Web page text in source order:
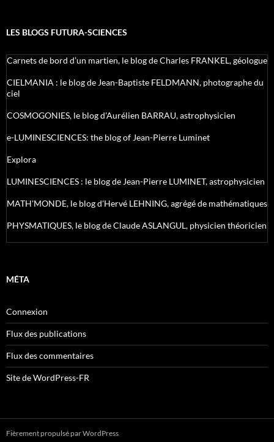
LES BLOGS FUTURA-SCIENCES
Carnets de bord d’un martien, le blog de Charles FRANKEL, géologue
CIELMANIA : le blog de Jean-Baptiste FELDMANN, photographe du
ciel
COSMOGONIES, le blog d'Aurélien BARRAU, astrophysicien
e-LUMINESCIENCES: the blog of Jean-Pierre Luminet
Explora
LUMINESCIENCES : le blog de Jean-Pierre LUMINET, astrophysicien
MATH'MONDE, le blog d'Hervé LEHNING, agrégé de mathématiques
PHYSMATIQUES, le blog de Claude ASLANGUL, physicien théoricien
MÉTA
Connexion
Flux des publications
Flux des commentaires
Site de WordPress-FR
Fièrement propulsé par WordPress